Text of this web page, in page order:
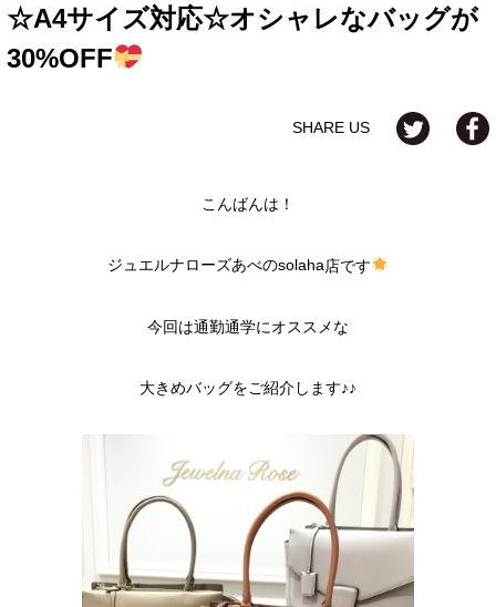
☆A4サイズ対応☆オシャレなバッグが
30%OFF
SHARE US
こんばんは！
ジュエルナローズあべのsolaha店です
今回は通勤通学にオススメな
大きめバッグをご紹介します♪♪